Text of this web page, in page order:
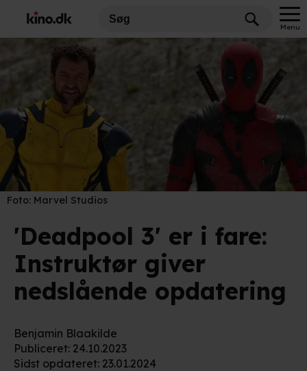
Menu
Foto: Marvel Studios
'Deadpool 3' er i fare:
Instruktør giver
nedslående opdatering
Benjamin Blaakilde
Publiceret: 24.10.2023
Sidst opdateret: 23.01.2024